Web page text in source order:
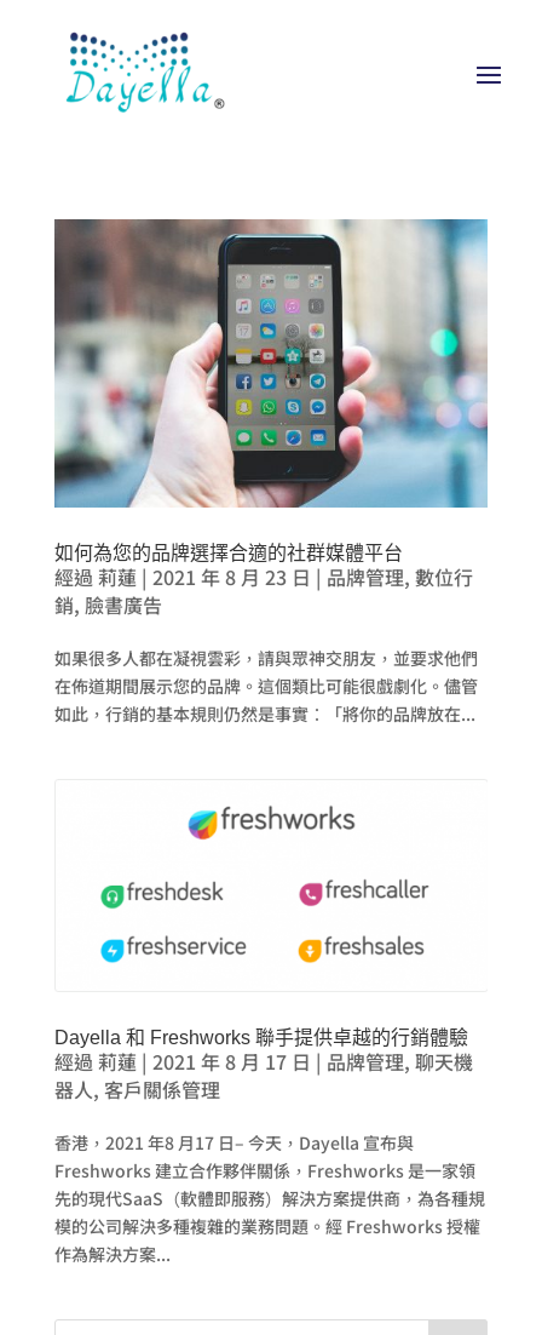
如何為您的品牌選擇合適的社群媒體平台
經過 莉蓮 | 2021 年 8 月 23 日 | 品牌管理, 數位行
銷, 臉書廣告
如果很多人都在凝視雲彩，請與眾神交朋友，並要求他們
在佈道期間展示您的品牌。這個類比可能很戲劇化。儘管
如此，行銷的基本規則仍然是事實：「將你的品牌放在...
Dayella 和 Freshworks 聯手提供卓越的行銷體驗
經過 莉蓮 | 2021 年 8 月 17 日 | 品牌管理, 聊天機
器人, 客戶關係管理
香港，2021 年8 月17 日– 今天，Dayella 宣布與
Freshworks 建立合作夥伴關係，Freshworks 是一家領
先的現代SaaS（軟體即服務）解決方案提供商，為各種規
模的公司解決多種複雜的業務問題。經 Freshworks 授權
作為解決方案...